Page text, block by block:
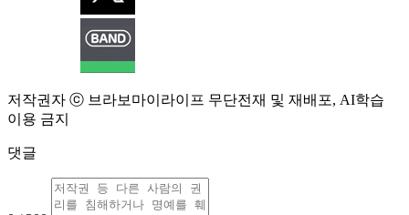
저작권자 ⓒ 브라보마이라이프 무단전재 및 재배포, AI학습
이용 금지
댓글